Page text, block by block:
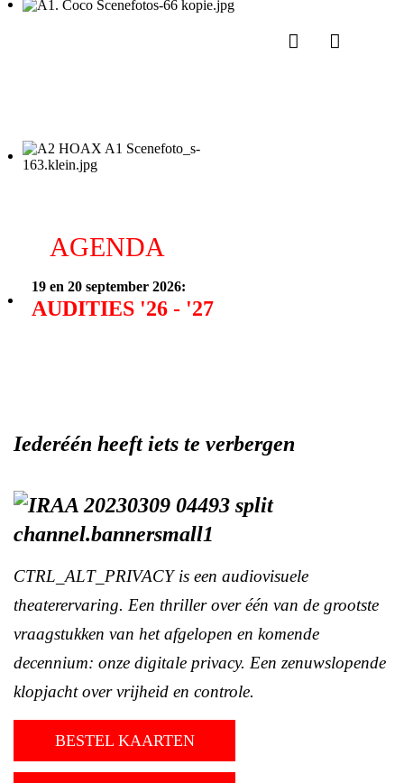
AGENDA
19 en 20 september 2026:
AUDITIES '26 - '27
Iederéén heeft iets te verbergen
CTRL_ALT_PRIVACY is een audiovisuele
theaterervaring. Een thriller over één van de grootste
vraagstukken van het afgelopen en komende
decennium: onze digitale privacy. Een zenuwslopende
klopjacht over vrijheid en controle.
BESTEL KAARTEN